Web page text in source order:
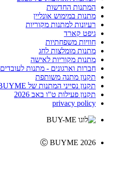
המתנות החדשות
מתנות במימוש אונליין
רעיונות למתנות מקוריות
גיפט קארד
חוויות משפחתיות
מתנות מומלצות לחג
מתנות מקוריות לאישה
חברות וארגונים - מתנות לעובדים
תקנון מתנה משותפת
תקנון נסייני המתנות של BUYME
תקנון פעילות ט"ו באב 2026
privacy policy
Ⓒ BUYME 2026